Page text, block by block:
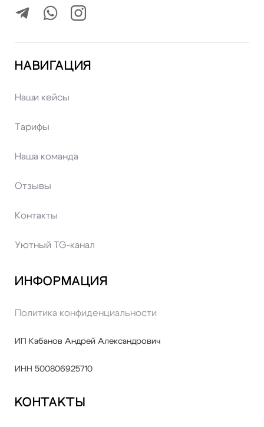
НАВИГАЦИЯ
Наши кейсы
Тарифы
Наша команда
Отзывы
Контакты
Уютный TG-канал
Информация
Политика конфиденциальности
ИП Кабанов Андрей Александрович
ИНН 500806925710
Контакты